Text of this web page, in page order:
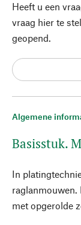
Algemene
Basisstuk.
In
raglanmouwen.
met opgerolde
Heeft u een
vraag hier te
geopend.